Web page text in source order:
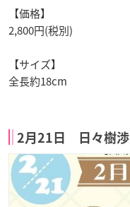
【価格】
2,800円(税別)
【サイズ】
全長約18cm
2月21日 日々樹渉